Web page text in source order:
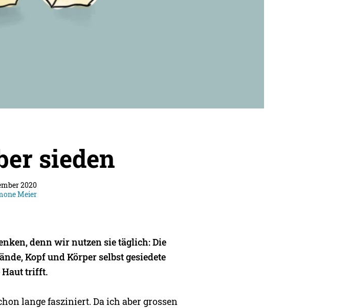
sieden
2020
Meier
denn wir nutzen sie täglich: Die
Kopf und Körper selbst gesiedete
Haut trifft.
lange fasziniert. Da ich aber grossen